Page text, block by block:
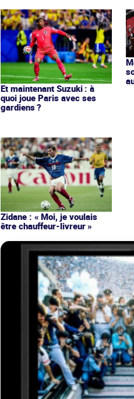
Et maintenant Suzuki : à
quoi joue Paris avec ses
gardiens ?
Zidane : « Moi, je voulais
être chauffeur-livreur »